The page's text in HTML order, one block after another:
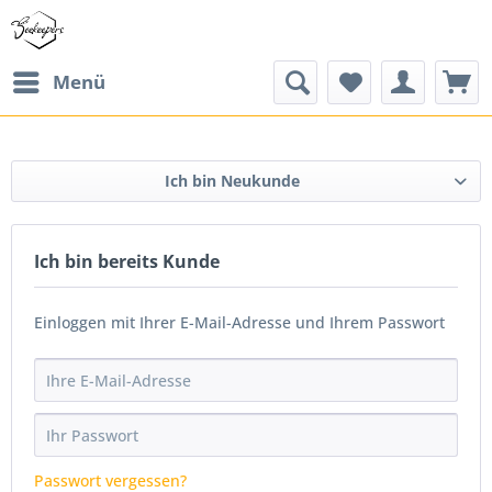
Menü
Ich bin Neukunde
Ich bin bereits Kunde
Einloggen mit Ihrer E-Mail-Adresse und Ihrem Passwort
Passwort vergessen?